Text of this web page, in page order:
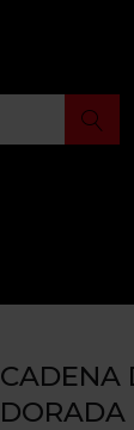
CADENA
DORADA